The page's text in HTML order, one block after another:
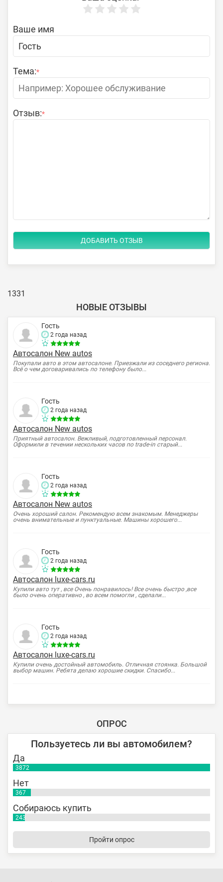
Ваше имя
Тема:*
Отзыв:*
1331
НОВЫЕ ОТЗЫВЫ
Гость
2 года назад
Автосалон New autos
Покупали авто в этом автосалоне. Приезжали из соседнего региона.
Всё о чем договаривались по телефону было...
Гость
2 года назад
Автосалон New autos
Приятный автосалон. Вежливый, подготовленный персонал.
Оформили в течении нескольких часов по trade-in старый...
Гость
2 года назад
Автосалон New autos
Очень хороший салон. Рекомендую всем знакомым. Менеджеры
очень внимательные и пунктуальные. Машины хорошего...
Гость
2 года назад
Автосалон luxe-cars.ru
Купили авто тут , все Очень понравилось! Все очень быстро ,все
было очень оперативно , во всем помогли , сделали...
Гость
2 года назад
Автосалон luxe-cars.ru
Купили очень достойный автомобиль. Отличная стоянка. Большой
выбор машин. Ребята делаю хорошие скидки. Спасибо...
ОПРОС
Пользуетесь ли вы автомобилем?
Да
3872
Нет
367
Собираюсь купить
243
Пройти опрос